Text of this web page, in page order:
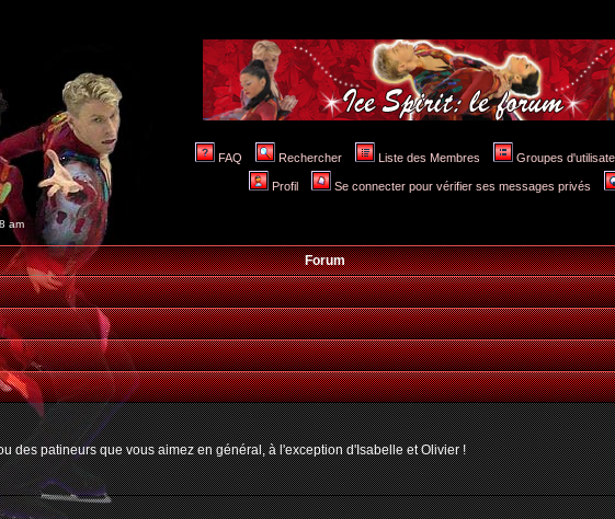
FAQ Rechercher Liste des Membres Groupes
Profil Se connecter pour vérifier ses messages privés
am
Forum
des patineurs que vous aimez en général, à l'exception d'Isabelle et Olivier !